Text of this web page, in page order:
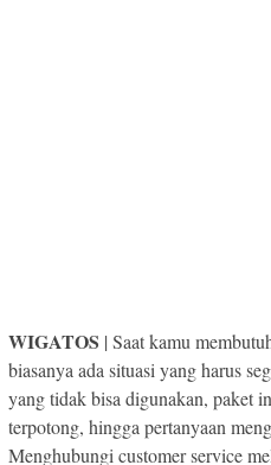
WIGATOS | Saat kamu
biasanya ada situasi yang harus
yang tidak bisa digunakan, paket
terpotong, hingga pertanyaan
Menghubungi customer service